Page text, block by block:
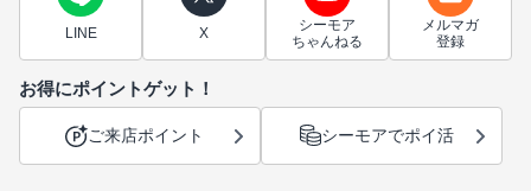
LINE X
シーモア
ちゃんねる
メルマガ
登録
お得にポイントゲット！
ご来店ポイント シーモアでポイ活